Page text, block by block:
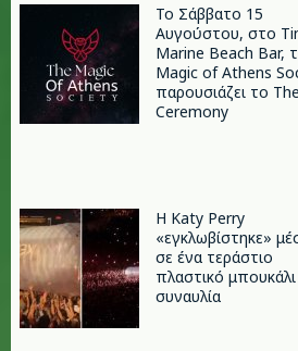
Το Σάββατο 15
Αυγούστου, στο
Marine Beach Bar,
Magic of Athens
παρουσιάζει το The
Ceremony
H Katy Perry
«εγκλωβίστηκε»
σε ένα τεράστιο
πλαστικό
συναυλία